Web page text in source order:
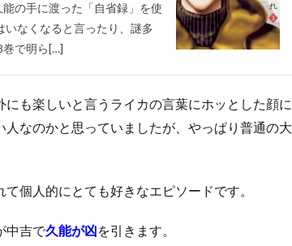
の手に渡った「自省録」を使
いなくなると言ったり、謎多
巻で明ら[…]
も楽しいと言うライカの言葉にホッとした顔に
なのかと思っていましたが、やっぱり普通の大
個人的にとても好きなエピソードです。
中吉で久能が凶を引きます。